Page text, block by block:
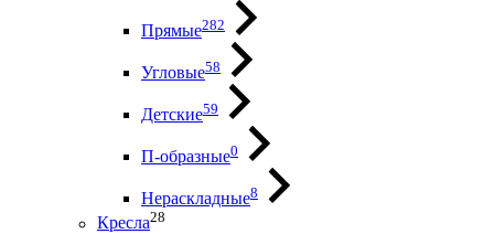
Прямые282
Угловые58
Детские59
П-образные0
Нераскладные8
Кресла28